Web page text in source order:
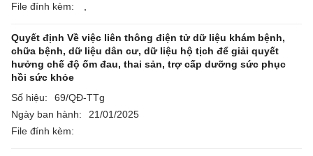
File đính kèm:
Quyết định Về việc liên thông điện tử dữ liệu khám bệnh,
chữa bệnh, dữ liệu dân cư, dữ liệu hộ tịch để giải quyết
hưởng chế độ ốm đau, thai sản, trợ cấp dưỡng sức phục
hồi sức khỏe
Số hiệu:
69/QĐ-TTg
Ngày ban hành:
21/01/2025
File đính kèm: